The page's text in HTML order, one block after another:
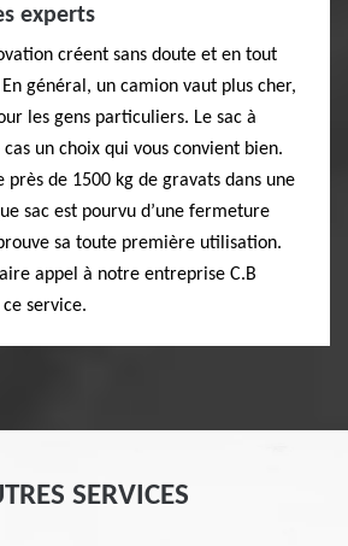
experts
créent sans doute et en tout
général, un camion vaut plus cher,
les gens particuliers. Le sac à
un choix qui vous convient bien.
près de 1500 kg de gravats dans une
sac est pourvu d’une fermeture
sa toute première utilisation.
appel à notre entreprise C.B
service.
SERVICES